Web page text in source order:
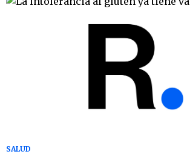
SALUD